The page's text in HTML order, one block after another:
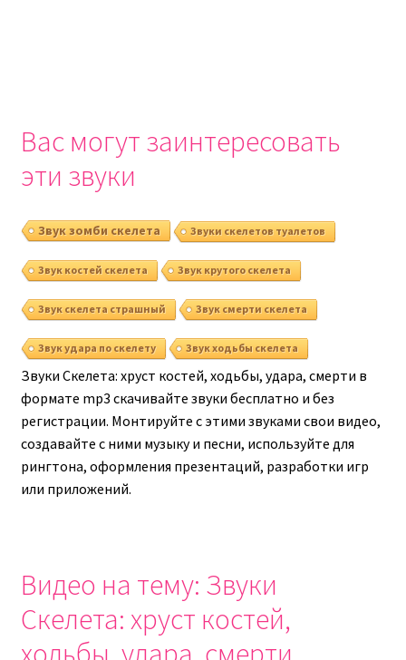
Вас могут заинтересовать
эти звуки
Звук зомби скелета Звуки скелетов туалетов
Звук костей скелета Звук крутого скелета
Звук скелета страшный Звук смерти скелета
Звук удара по скелету Звук ходьбы скелета
Звуки Скелета: хруст костей, ходьбы, удара, смерти в
формате mp3 скачивайте звуки бесплатно и без
регистрации. Монтируйте с этими звуками свои видео,
создавайте с ними музыку и песни, используйте для
рингтона, оформления презентаций, разработки игр
или приложений.
Видео на тему: Звуки
Скелета: хруст костей,